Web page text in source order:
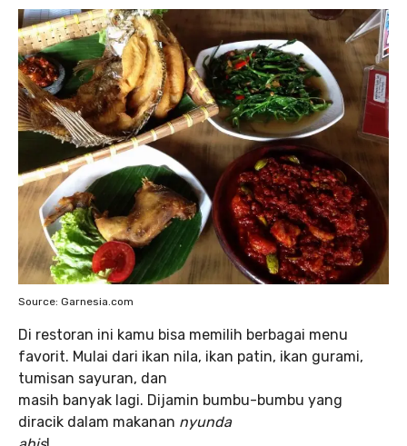
Source: Garnesia.com
Di restoran ini kamu bisa memilih berbagai menu
favorit. Mulai dari ikan nila, ikan patin, ikan gurami,
tumisan sayuran, dan
masih banyak lagi. Dijamin bumbu-bumbu yang
diracik dalam makanan nyunda